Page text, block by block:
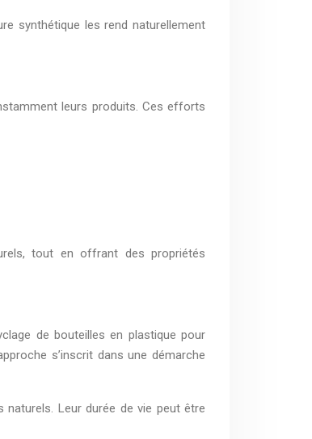
synthétique les rend naturellement
leurs produits. Ces efforts
tout en offrant des propriétés
de bouteilles en plastique pour
s’inscrit dans une démarche
Leur durée de vie peut être